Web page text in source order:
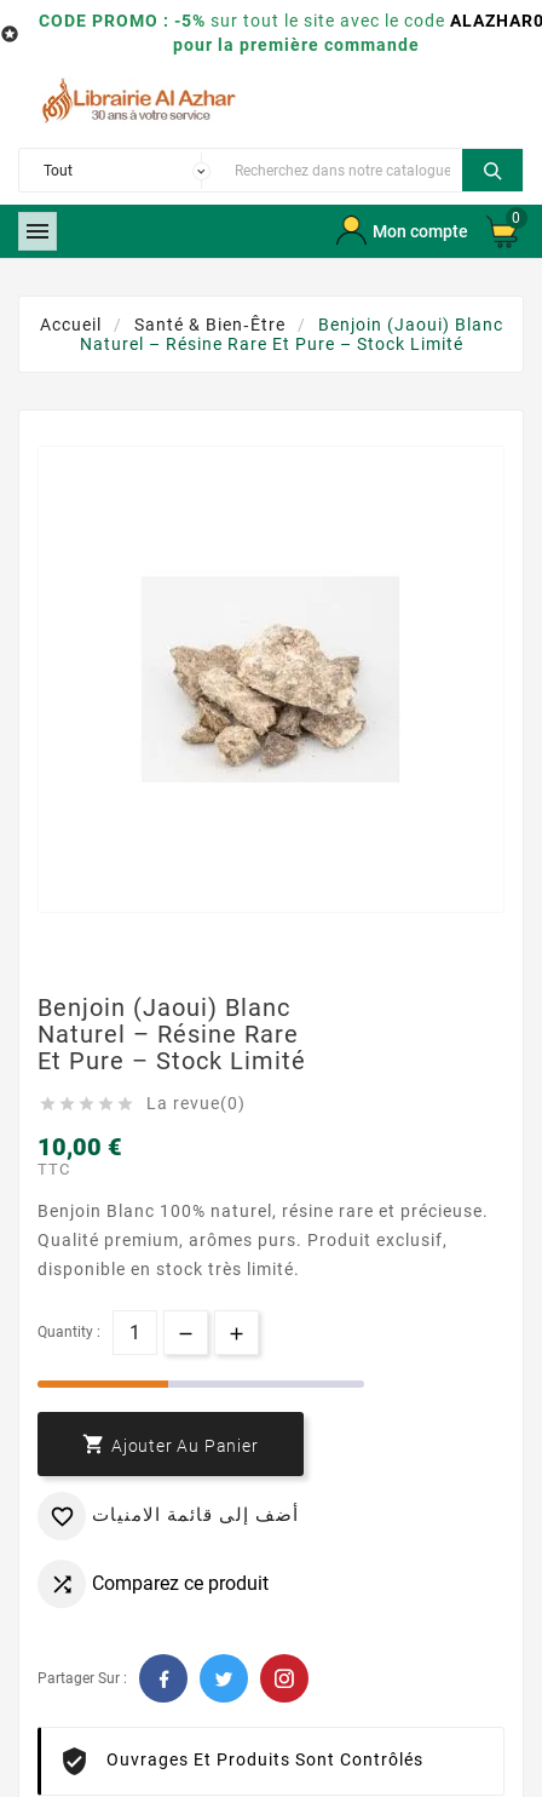

CODE PROMO : -5% sur tout le site avec le code
pour la première commande
 Mon compte
0
Accueil Santé & Bien‑être
Benjoin (Jaoui) Blanc
Naturel – Résine Rare Et Pure – Stock Limité
Benjoin (Jaoui) Blanc
Naturel – Résine Rare
Et Pure – Stock Limité
     La revue(0)
10,00 €
TTC
Benjoin Blanc 100% naturel, résine rare et précieuse.
Qualité premium, arômes purs. Produit exclusif,
disponible en stock très limité.
Quantity :
 Ajouter Au Panier
 أضف إلى قائمة الامنيات
 Comparez ce produit
Partager Sur :
Ouvrages Et Produits Sont Contrôlés